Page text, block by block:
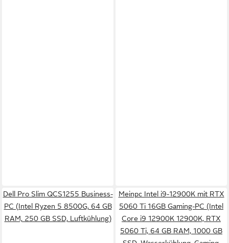
Dell Pro Slim QCS1255 Business-
PC (Intel Ryzen 5 8500G, 64 GB
RAM, 250 GB SSD, Luftkühlung)
Meinpc Intel i9-12900K mit RTX
5060 Ti 16GB Gaming-PC (Intel
Core i9 12900K 12900K, RTX
5060 Ti, 64 GB RAM, 1000 GB